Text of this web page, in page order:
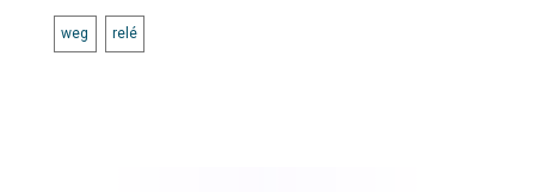
weg relé